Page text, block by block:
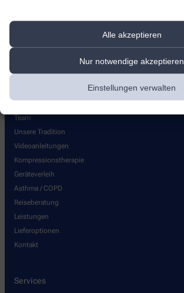
Alle akzeptieren
Nur notwendige akzeptieren
Einstellungen verwalten
Über uns
Team
Unsere Tradition
Videoanleitungen
Kompressionstherapie
Geräteverleih
Asthma / COPD
Reiseberatung
Leistungen
Lieferoptionen
Kontakt
Services